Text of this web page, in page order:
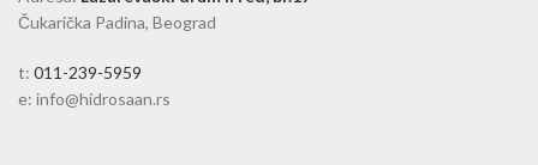
Čukarička Padina, Beograd
t: 011-239-5959
e: info@hidrosaan.rs